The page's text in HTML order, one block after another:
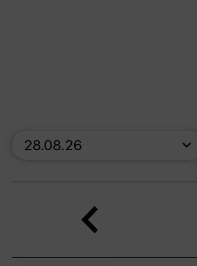
skip_calendar_timeline
Suche